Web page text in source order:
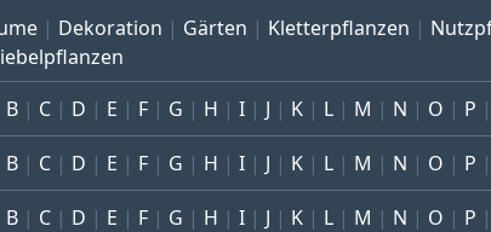
Dekoration Gärten Kletterpflanzen
B C D E F G H I J K L M N O P
B C D E F G H I J K L M N O P
B C D E F G H I J K L M N O P